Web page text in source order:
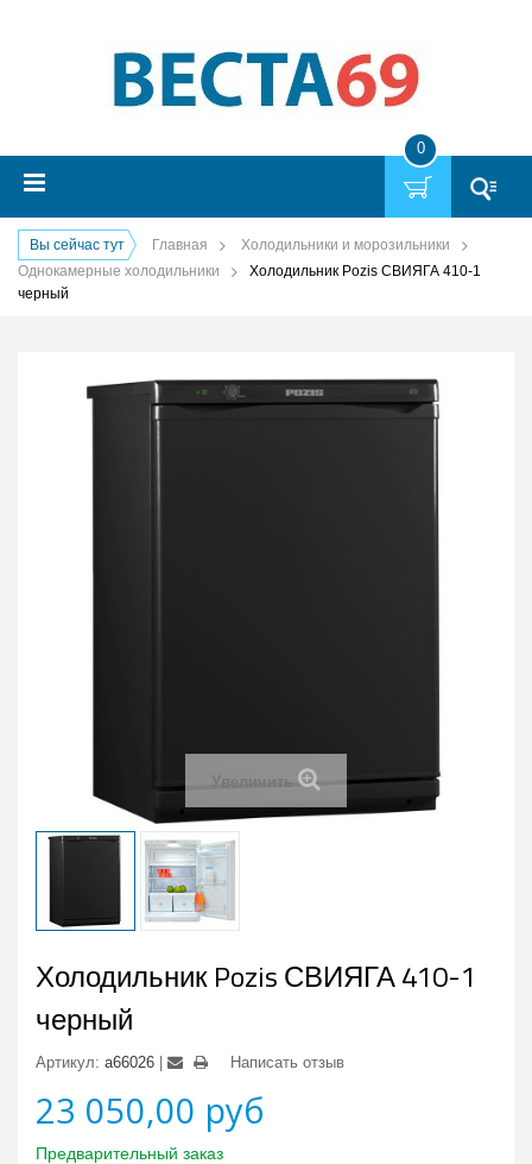
0
Вы сейчас тут Главная
Холодильники и морозильники
Однокамерные холодильники
Холодильник Pozis СВИЯГА 410-1
черный
Увеличить
Холодильник Pozis СВИЯГА 410-1
черный
Артикул: a66026 Написать отзыв
23 050,00 руб
Предварительный заказ